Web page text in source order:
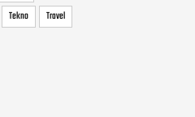
Tekno
Travel